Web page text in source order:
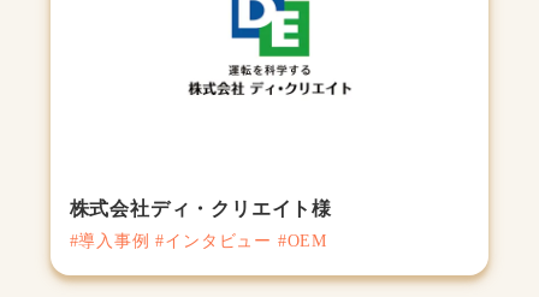
株式会社ディ・クリエイト様
#導入事例 #インタビュー #OEM